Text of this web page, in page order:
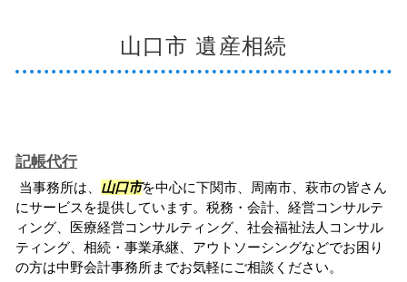
山口市 遺産相続
記帳代行
当事務所は、 山口市を中心に下関市、周南市、萩市の皆さん
にサービスを提供しています。税務・会計、経営コンサルテ
ィング、医療経営コンサルティング、社会福祉法人コンサル
ティング、相続・事業承継、アウトソーシングなどでお困り
の方は中野会計事務所までお気軽にご相談ください。